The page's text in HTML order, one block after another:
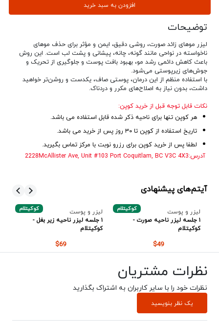
افزودن به سبد خرید
توضیحات
لیزر موهای زائد صورت، روشی دقیق، ایمن و مؤثر برای حذف موهای
ناخواسته در نواحی مانند گونه، چانه، پیشانی و پشت لب است. این روش
باعث کاهش دائمی رشد مو، بهبود بافت پوست و جلوگیری از تحریک و
جوش‌های زیرپوستی می‌شود.
با استفاده منظم از این درمان، پوستی صاف، یکدست و روشن‌تر خواهید
داشت، بدون نیاز به اصلاح‌های مکرر و دردناک.
نکات قابل توجه قبل از خرید کوپن:
هر کوپن تنها برای ناحیه ذکر شده قابل استفاده می باشد.
تاریخ استفاده از کوپن تا ۳۰ روز پس از خرید می باشد.
لطفا پس از خرید کوپن برای رزرو نوبت با مرکز تماس بگیرید.
آدرس:
2228McAllister Ave, Unit #103 Port Coquitlam, BC V3C 4X3
آیتم‌های پیشنهادی
کوکیتلام
لیزر و پوست
۱ جلسه لیزر ناحیه صورت -
کوکیتلام
$49
کوکیتلام
لیزر و پوست
۱ جلسه لیزر ناحیه زیر بغل -
کوکیتلام
$69
نظرات مشتریان
نظرات خود را با سایر کاربران به اشتراک بگذارید
یک نظر بنویسید